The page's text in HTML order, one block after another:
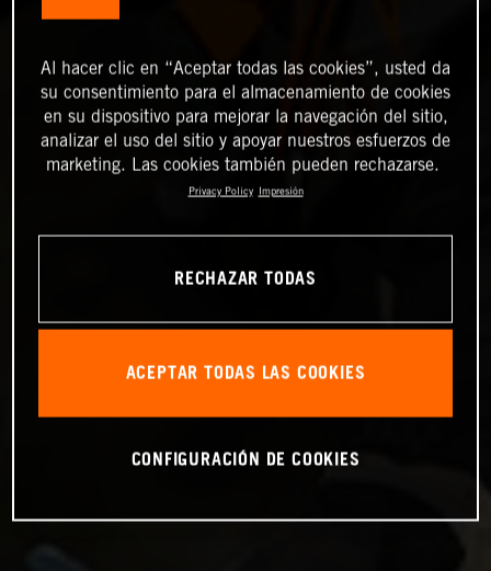
Al hacer clic en “Aceptar todas las cookies”, usted da
su consentimiento para el almacenamiento de cookies
en su dispositivo para mejorar la navegación del sitio,
analizar el uso del sitio y apoyar nuestros esfuerzos de
marketing. Las cookies también pueden rechazarse.
Privacy Policy Impresión
RECHAZAR TODAS
ACEPTAR TODAS LAS COOKIES
CONFIGURACIÓN DE COOKIES